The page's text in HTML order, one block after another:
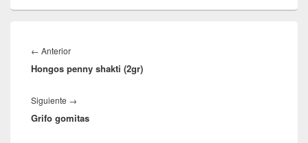
de
entradas
← AnteriorEntrada
anterior:
Hongos penny shakti (2gr)
Siguiente →
siguiente:
Grifo gomitas